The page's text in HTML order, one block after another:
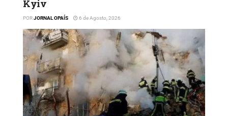
missão multinacional de apoio à segurança
que os quenianos vão liderar e que a ONU
aprovou em Outubro passado.
Kyiv
PORJORNAL OPAÍS 6 de Agosto, 2026